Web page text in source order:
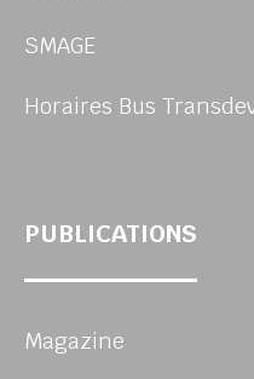
SMAGE
Horaires Bus
PUBLICATIONS
Magazine